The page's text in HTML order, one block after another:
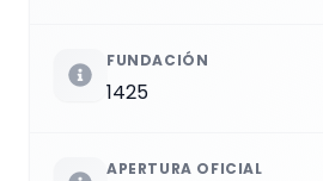
FUNDACIÓN
1425
APERTURA OFICIAL